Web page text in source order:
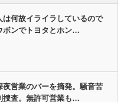
は何故イライラしているので
ボンでトヨタとホン…
夜営業のバーを摘発。騒音苦
捜査。無許可営業も…